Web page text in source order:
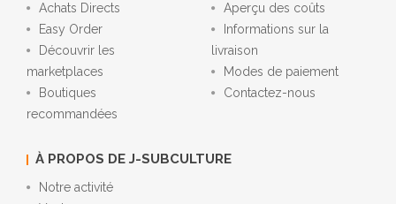
Achats Directs
Easy Order
Découvrir les
marketplaces
Boutiques
recommandées
Aperçu des coûts
Informations sur la
livraison
Modes de paiement
Contactez-nous
À PROPOS DE J-SUBCULTURE
Notre activité